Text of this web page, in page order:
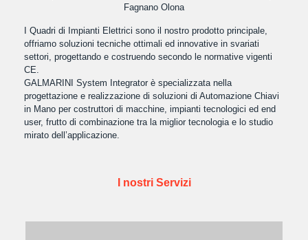
Fagnano Olona
I Quadri di Impianti Elettrici sono il nostro prodotto principale,
offriamo soluzioni tecniche ottimali ed innovative in svariati
settori, progettando e costruendo secondo le normative vigenti
CE.
GALMARINI System Integrator è specializzata nella
progettazione e realizzazione di soluzioni di Automazione Chiavi
in Mano per costruttori di macchine, impianti tecnologici ed end
user, frutto di combinazione tra la miglior tecnologia e lo studio
mirato dell’applicazione.
I nostri Servizi